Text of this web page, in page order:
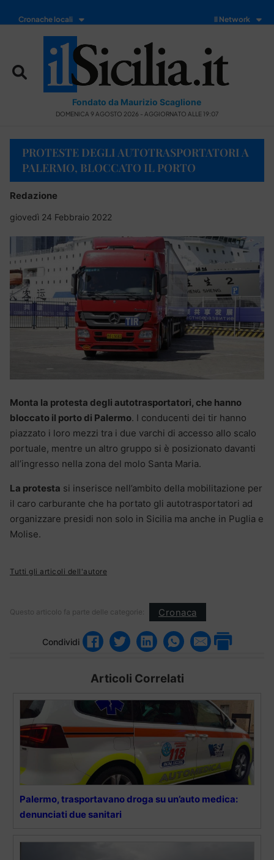
Cronache locali Il Network
Fondato da Maurizio Scaglione
DOMENICA 9 AGOSTO 2026 - AGGIORNATO ALLE 19:07
PROTESTE DEGLI AUTOTRASPORTATORI A
PALERMO, BLOCCATO IL PORTO
Redazione
giovedì 24 Febbraio 2022
Monta la protesta degli autotrasportatori, che hanno
bloccato il porto di Palermo. I conducenti dei tir hanno
piazzato i loro mezzi tra i due varchi di accesso allo scalo
portuale, mentre un altro gruppo si è posizionato davanti
all’ingresso nella zona del molo Santa Maria.
La protesta si inserisce nell’ambito della mobilitazione per
il caro carburante che ha portato gli autotrasportatori ad
organizzare presidi non solo in Sicilia ma anche in Puglia e
Molise.
Tutti gli articoli dell'autore
Questo articolo fa parte delle categorie: Cronaca
Condividi
Articoli Correlati
Palermo, trasportavano droga su un’auto medica:
denunciati due sanitari